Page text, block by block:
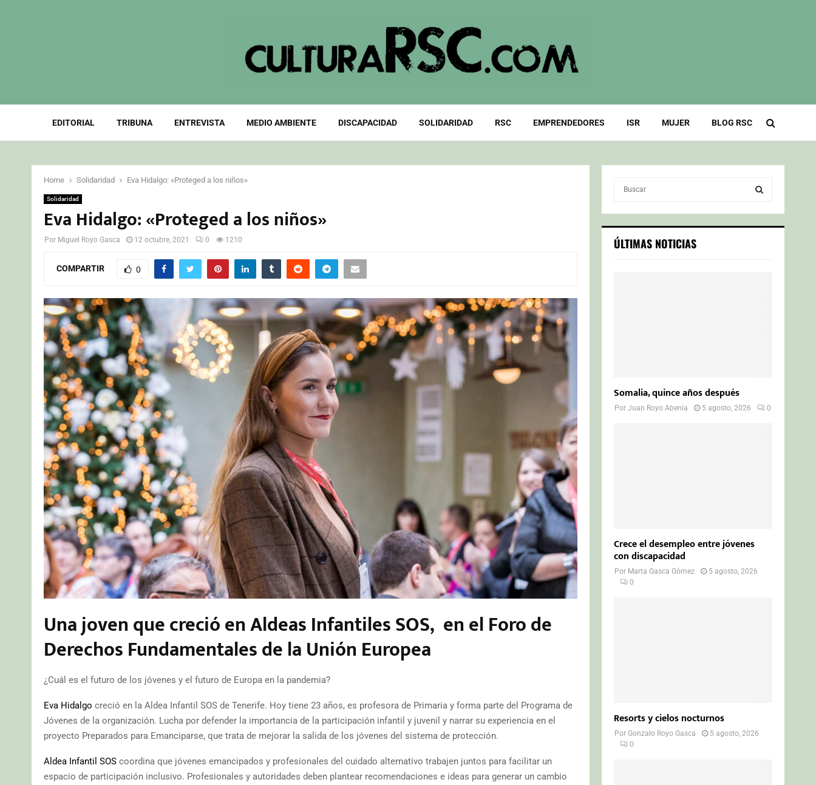
EDITORIAL TRIBUNA ENTREVISTA MEDIO AMBIENTE DISCAPACIDAD SOLIDARIDAD RSC EMPRENDEDORES ISR MUJER BLOG RSC
Home Solidaridad Eva Hidalgo: «Proteged a los niños»
Solidaridad
Eva Hidalgo: «Proteged a los niños»
Por Miguel Royo Gasca 12 octubre, 2021 0 1210
COMPARTIR 0
Una joven que creció en Aldeas Infantiles SOS, en el Foro de
Derechos Fundamentales de la Unión Europea
¿Cuál es el futuro de los jóvenes y el futuro de Europa en la pandemia?
Eva Hidalgo creció en la Aldea Infantil SOS de Tenerife. Hoy tiene 23 años, es profesora de Primaria y forma parte del Programa de
Jóvenes de la organización. Lucha por defender la importancia de la participación infantil y juvenil y narrar su experiencia en el
proyecto Preparados para Emanciparse, que trata de mejorar la salida de los jóvenes del sistema de protección.
Aldea Infantil SOS coordina que jóvenes emancipados y profesionales del cuidado alternativo trabajen juntos para facilitar un
espacio de participación inclusivo. Profesionales y autoridades deben plantear recomendaciones e ideas para generar un cambio
c
h
S
ÚLTIMAS NOTICIAS
Somalia, quince años después
PorJuan Royo Abenia 5 agosto, 2026 0
Crece el desempleo entre jóvenes
con discapacidad
Por Marta Gasca Gómez
5 agosto, 2026
0
Resorts y cielos nocturnos
PorGonzalo Royo Gasca
5 agosto, 2026
0